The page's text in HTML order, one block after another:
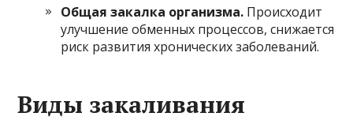
Общая закалка организма. Происходит
улучшение обменных процессов, снижается
риск развития хронических заболеваний.
Виды закаливания